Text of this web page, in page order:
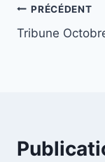
de
PRÉCÉDENT
Tribune